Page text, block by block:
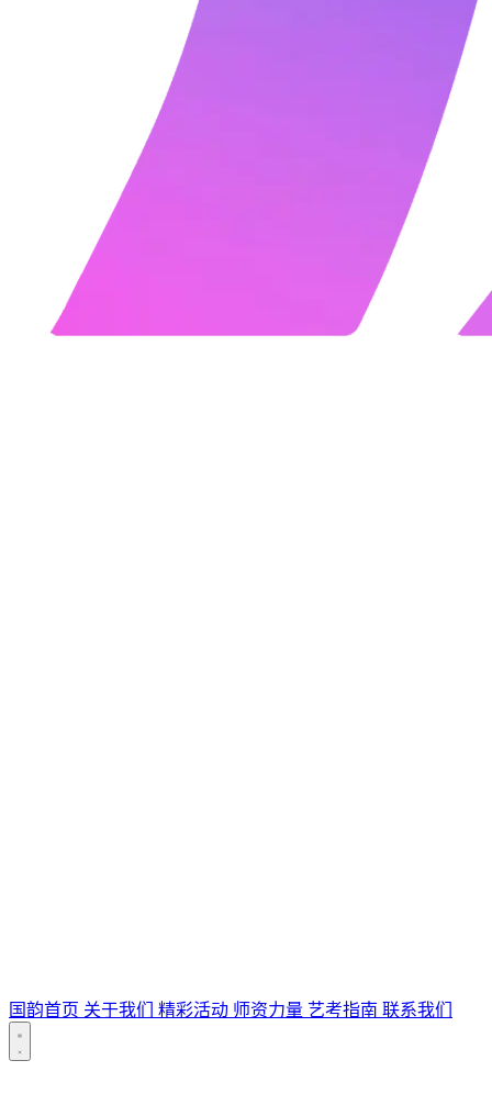
国韵首页 关于我们 精彩活动 师资力量 艺考指南 联系我们